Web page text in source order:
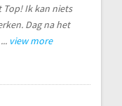
Top! Ik kan niets
Dag na het
view more